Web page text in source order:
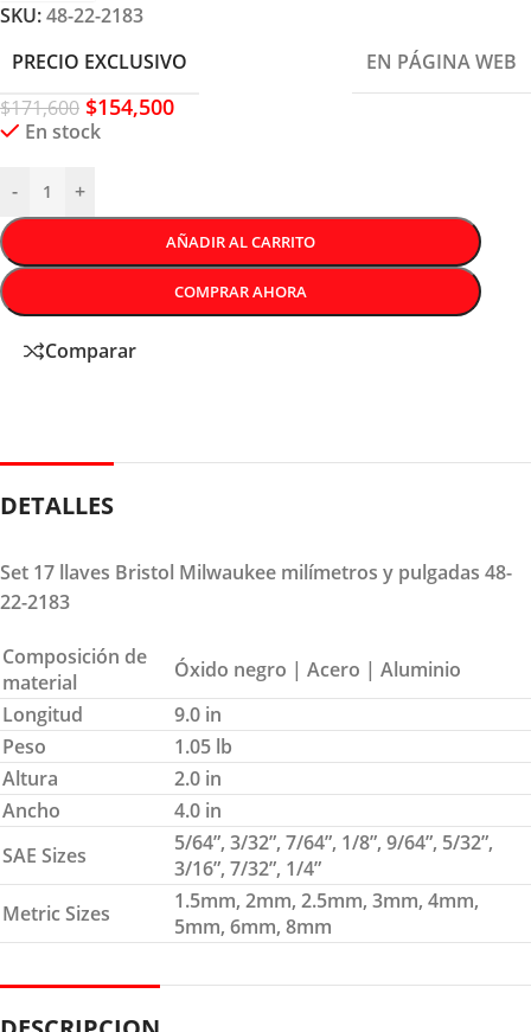
SKU:48-22-2183
PRECIO EXCLUSIVO
EN PÁGINA WEB
$171,600 $154,500
En stock
- +
AÑADIR AL CARRITO
COMPRAR AHORA
Comparar
DETALLES
Set 17 llaves Bristol Milwaukee milímetros y pulgadas 48-
22-2183
Composición de
material
Óxido negro | Acero | Aluminio
Longitud
9.0 in
Peso
1.05 lb
Altura
2.0 in
Ancho
4.0 in
SAE Sizes
5/64”, 3/32”, 7/64”, 1/8”, 9/64”, 5/32”,
3/16”, 7/32”, 1/4”
Metric Sizes
1.5mm, 2mm, 2.5mm, 3mm, 4mm,
5mm, 6mm, 8mm